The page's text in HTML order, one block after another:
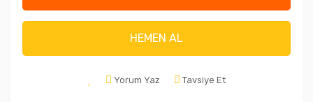
HEMEN AL
Yorum Yaz Tavsiye Et